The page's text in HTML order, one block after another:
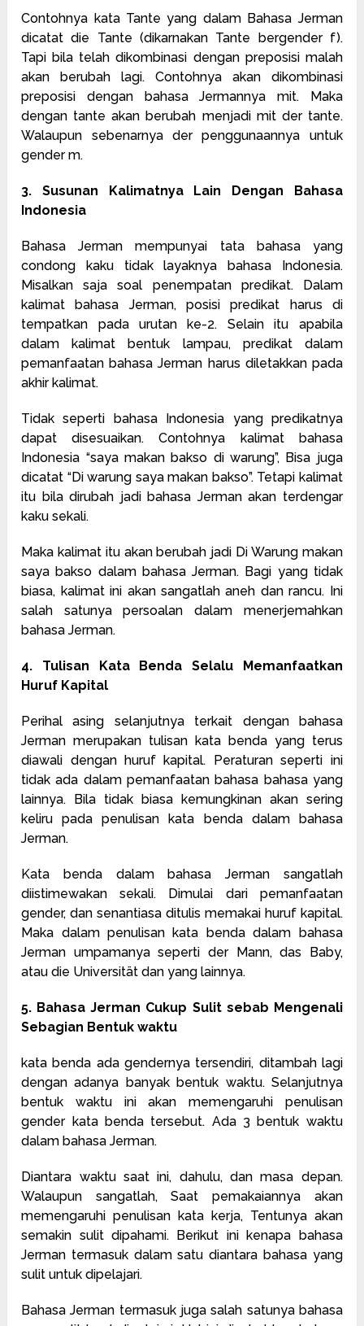
Contohnya kata Tante yang dalam Bahasa Jerman
dicatat die Tante (dikarnakan Tante bergender f).
Tapi bila telah dikombinasi dengan preposisi malah
akan berubah lagi. Contohnya akan dikombinasi
preposisi dengan bahasa Jermannya mit. Maka
dengan tante akan berubah menjadi mit der tante.
Walaupun sebenarnya der penggunaannya untuk
gender m.
3. Susunan Kalimatnya Lain Dengan Bahasa
Indonesia
Bahasa Jerman mempunyai tata bahasa yang
condong kaku tidak layaknya bahasa Indonesia.
Misalkan saja soal penempatan predikat. Dalam
kalimat bahasa Jerman, posisi predikat harus di
tempatkan pada urutan ke-2. Selain itu apabila
dalam kalimat bentuk lampau, predikat dalam
pemanfaatan bahasa Jerman harus diletakkan pada
akhir kalimat.
Tidak seperti bahasa Indonesia yang predikatnya
dapat disesuaikan. Contohnya kalimat bahasa
Indonesia “saya makan bakso di warung”, Bisa juga
dicatat “Di warung saya makan bakso”. Tetapi kalimat
itu bila dirubah jadi bahasa Jerman akan terdengar
kaku sekali.
Maka kalimat itu akan berubah jadi Di Warung makan
saya bakso dalam bahasa Jerman. Bagi yang tidak
biasa, kalimat ini akan sangatlah aneh dan rancu. Ini
salah satunya persoalan dalam menerjemahkan
bahasa Jerman.
4. Tulisan Kata Benda Selalu Memanfaatkan
Huruf Kapital
Perihal asing selanjutnya terkait dengan bahasa
Jerman merupakan tulisan kata benda yang terus
diawali dengan huruf kapital. Peraturan seperti ini
tidak ada dalam pemanfaatan bahasa bahasa yang
lainnya. Bila tidak biasa kemungkinan akan sering
keliru pada penulisan kata benda dalam bahasa
Jerman.
Kata benda dalam bahasa Jerman sangatlah
diistimewakan sekali. Dimulai dari pemanfaatan
gender, dan senantiasa ditulis memakai huruf kapital.
Maka dalam penulisan kata benda dalam bahasa
Jerman umpamanya seperti der Mann, das Baby,
atau die Universität dan yang lainnya.
5. Bahasa Jerman Cukup Sulit sebab Mengenali
Sebagian Bentuk waktu
kata benda ada gendernya tersendiri, ditambah lagi
dengan adanya banyak bentuk waktu. Selanjutnya
bentuk waktu ini akan memengaruhi penulisan
gender kata benda tersebut. Ada 3 bentuk waktu
dalam bahasa Jerman.
Diantara waktu saat ini, dahulu, dan masa depan.
Walaupun sangatlah, Saat pemakaiannya akan
memengaruhi penulisan kata kerja, Tentunya akan
semakin sulit dipahami. Berikut ini kenapa bahasa
Jerman termasuk dalam satu diantara bahasa yang
sulit untuk dipelajari.
Bahasa Jerman termasuk juga salah satunya bahasa